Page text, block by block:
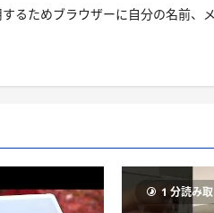
るためブラウザーに自分の名前、
1 分読み